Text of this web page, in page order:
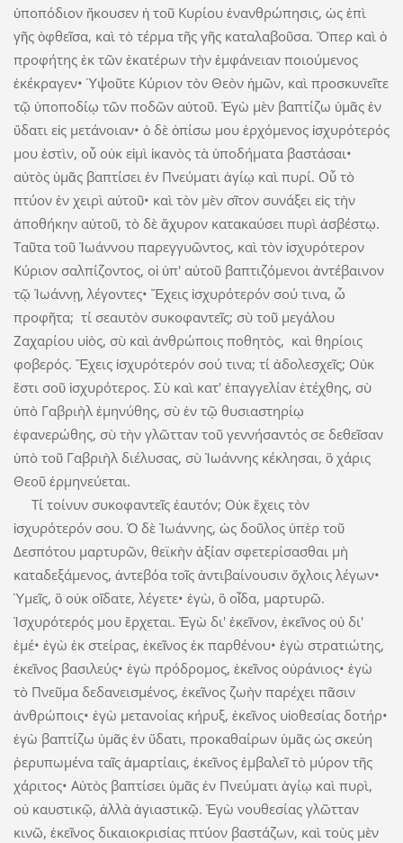
ὑποπόδιον ἤκουσεν ἡ τοῦ Κυρίου ἐνανθρώπησις, ὡς ἐπὶ
γῆς ὀφθεῖσα, καὶ τὸ τέρμα τῆς γῆς καταλαβοῦσα. Ὅπερ καὶ ὁ
προφήτης ἐκ τῶν ἑκατέρων τὴν ἐμφάνειαν ποιούμενος
ἐκέκραγεν• Ὑψοῦτε Κύριον τὸν Θεὸν ἡμῶν, καὶ προσκυνεῖτε
τῷ ὑποποδίῳ τῶν ποδῶν αὐτοῦ. Ἐγὼ μὲν βαπτίζω ὑμᾶς ἐν
ὕδατι εἰς μετάνοιαν• ὁ δὲ ὀπίσω μου ἐρχόμενος ἰσχυρότερός
μου ἐστὶν, οὗ οὐκ εἰμὶ ἱκανὸς τὰ ὑποδήματα βαστάσαι•
αὐτὸς ὑμᾶς βαπτίσει ἐν Πνεύματι ἁγίῳ καὶ πυρί. Οὗ τὸ
πτύον ἐν χειρὶ αὐτοῦ• καὶ τὸν μὲν σῖτον συνάξει εἰς τὴν
ἀποθήκην αὐτοῦ, τὸ δὲ ἄχυρον κατακαύσει πυρὶ ἀσβέστῳ.
Ταῦτα τοῦ Ἰωάννου παρεγγυῶντος, καὶ τὸν ἰσχυρότερον
Κύριον σαλπίζοντος, οἱ ὑπ' αὐτοῦ βαπτιζόμενοι ἀντέβαινον
τῷ Ἰωάννῃ, λέγοντες• Ἔχεις ἰσχυρότερόν σού τινα, ὦ
προφῆτα; τί σεαυτὸν συκοφαντεῖς; σὺ τοῦ μεγάλου
Ζαχαρίου υἱὸς, σὺ καὶ ἀνθρώποις ποθητὸς, καὶ θηρίοις
φοβερός. Ἔχεις ἰσχυρότερόν σού τινα; τί ἀδολεσχεῖς; Οὐκ
ἔστι σοῦ ἰσχυρότερος. Σὺ καὶ κατ' ἐπαγγελίαν ἐτέχθης, σὺ
ὑπὸ Γαβριὴλ ἐμηνύθης, σὺ ἐν τῷ θυσιαστηρίῳ
ἐφανερώθης, σὺ τὴν γλῶτταν τοῦ γεννήσαντός σε δεθεῖσαν
ὑπὸ τοῦ Γαβριὴλ διέλυσας, σὺ Ἰωάννης κέκλησαι, ὃ χάρις
Θεοῦ ἑρμηνεύεται.
Tί τοίνυν συκοφαντεῖς ἑαυτόν; Οὐκ ἔχεις τὸν
ἰσχυρότερόν σου. Ὁ δὲ Ἰωάννης, ὡς δοῦλος ὑπὲρ τοῦ
Δεσπότου μαρτυρῶν, θεϊκὴν ἀξίαν σφετερίσασθαι μὴ
καταδεξάμενος, ἀντεβόα τοῖς ἀντιβαίνουσιν ὄχλοις λέγων•
Ὑμεῖς, ὃ οὐκ οἴδατε, λέγετε• ἐγὼ, ὃ οἶδα, μαρτυρῶ.
Ἰσχυρότερός μου ἔρχεται. Ἐγὼ δι' ἐκεῖνον, ἐκεῖνος οὐ δι'
ἐμέ• ἐγὼ ἐκ στείρας, ἐκεῖνος ἐκ παρθένου• ἐγὼ στρατιώτης,
ἐκεῖνος βασιλεύς• ἐγὼ πρόδρομος, ἐκεῖνος οὐράνιος• ἐγὼ
τὸ Πνεῦμα δεδανεισμένος, ἐκεῖνος ζωὴν παρέχει πᾶσιν
ἀνθρώποις• ἐγὼ μετανοίας κήρυξ, ἐκεῖνος υἱοθεσίας δοτήρ•
ἐγὼ βαπτίζω ὑμᾶς ἐν ὕδατι, προκαθαίρων ὑμᾶς ὡς σκεύη
ῥερυπωμένα ταῖς ἁμαρτίαις, ἐκεῖνος ἐμβαλεῖ τὸ μύρον τῆς
χάριτος• Αὐτὸς βαπτίσει ὑμᾶς ἐν Πνεύματι ἁγίῳ καὶ πυρὶ,
οὐ καυστικῷ, ἀλλὰ ἁγιαστικῷ. Ἐγὼ νουθεσίας γλῶτταν
κινῶ, ἐκεῖνος δικαιοκρισίας πτύον βαστάζων, καὶ τοὺς μὲν